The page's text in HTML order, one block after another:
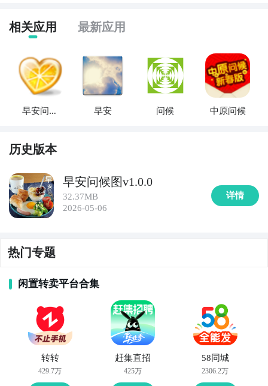
4. 《Canva可画》（中文版）
专业级在线设计工具的移动端精简版，提供超5000套中
文原创“晨间问候”“职场加油”“节气养生”模板，支持拖拽
编辑、品牌字体同步、多尺寸一键导出（含1:1朋友
圈/9:16竖版短视频封面），兼顾美观性与实用性。
5. 《PicsArt》（中文界面版）
安”“水墨节气”“新中式问候”等专题模板，结合AI文字生
成（输入“立春祝福”自动推荐诗句）与混合图层功能，
满足进阶用户对构图与意境的深度需求。
6. 《天天P图》（已升级为《腾讯电脑管家·图片工具》
移动端，但独立APP仍运营）
期、天气、农历节气自动匹配祝福语，并搭配暖色滤镜
的早安图，强调时效性与仪式感。
7. 《Snapseed》（中文版，Google官方出品）
虽偏专业调色，但其“文字工具”支持中文字体嵌入与蒙
版遮罩，配合“双重曝光”“胶片颗粒”等预设，用户可将自
拍/窗外晨景与手写体早安语深度融合，适合追求质感与
原创性的摄影爱好者。
相关应用 最新应用
早安问候
早安 问候 中原问候
历史版本
早安问候图v1.0.0
32.37MB
2026-05-06
详情
热门专题
闲置转卖平台合集
转转
429.7万
赶集直招
425万
58同城
2306.2万